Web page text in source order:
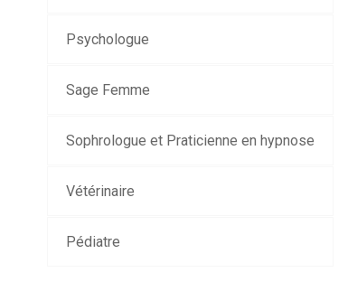
Psychologue
Sage Femme
Sophrologue et Praticienne en hypnose
Vétérinaire
Pédiatre